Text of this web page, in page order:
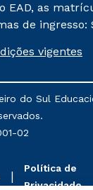
EAD, as
de ingresso:
a taxa de
aos
para a
Questões
vigentes
do Sul
02
Política de
Privacidade